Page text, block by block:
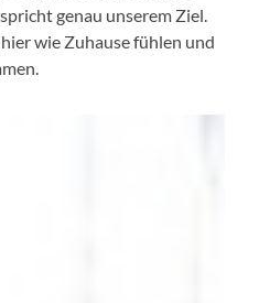
genau unserem Ziel.
wie Zuhause fühlen und